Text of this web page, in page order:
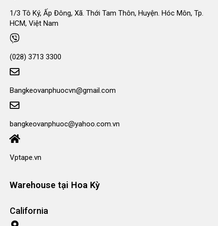
1/3 Tô Ký, Ấp Đông, Xã. Thới Tam Thôn, Huyện. Hóc Môn, Tp.
HCM, Việt Nam
(028) 3713 3300
Bangkeovanphuocvn@gmail.com
bangkeovanphuoc@yahoo.com.vn
Vptape.vn
Warehouse tại Hoa Kỳ
California